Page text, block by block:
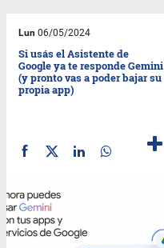
Lun 06/05/2024
Si usás el Asistente de
Google ya te responde Gemini
(y pronto vas a poder bajar su
propia app)